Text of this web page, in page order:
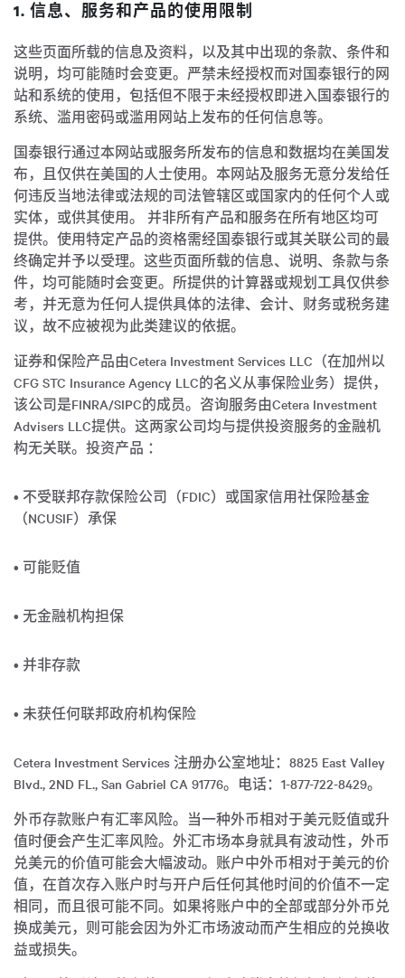
1. 信息、服务和产品的使用限制
这些页面所载的信息及资料，以及其中出现的条款、条件和
说明，均可能随时会变更。严禁未经授权而对国泰银行的网
站和系统的使用，包括但不限于未经授权即进入国泰银行的
系统、滥用密码或滥用网站上发布的任何信息等。
国泰银行通过本网站或服务所发布的信息和数据均在美国发
布，且仅供在美国的人士使用。本网站及服务无意分发给任
何违反当地法律或法规的司法管辖区或国家内的任何个人或
实体，或供其使用。 并非所有产品和服务在所有地区均可
提供。使用特定产品的资格需经国泰银行或其关联公司的最
终确定并予以受理。这些页面所载的信息、说明、条款与条
件，均可能随时会变更。所提供的计算器或规划工具仅供参
考，并无意为任何人提供具体的法律、会计、财务或税务建
议，故不应被视为此类建议的依据。
证券和保险产品由Cetera Investment Services LLC（在加州以
CFG STC Insurance Agency LLC的名义从事保险业务）提供，
该公司是FINRA/SIPC的成员。咨询服务由Cetera Investment
Advisers LLC提供。这两家公司均与提供投资服务的金融机
构无关联。投资产品 ：
• 不受联邦存款保险公司（FDIC）或国家信用社保险基金
（NCUSIF）承保
• 可能贬值
• 无金融机构担保
• 并非存款
• 未获任何联邦政府机构保险
Cetera Investment Services 注册办公室地址：8825 East Valley
Blvd., 2ND FL., San Gabriel CA 91776。电话：1-877-722-8429。
外币存款账户有汇率风险。当一种外币相对于美元贬值或升
值时便会产生汇率风险。外汇市场本身就具有波动性，外币
兑美元的价值可能会大幅波动。账户中外币相对于美元的价
值，在首次存入账户时与开户后任何其他时间的价值不一定
相同，而且很可能不同。如果将账户中的全部或部分外币兑
换成美元，则可能会因为外汇市场波动而产生相应的兑换收
益或损失。